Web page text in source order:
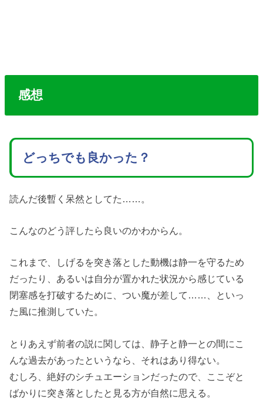
感想
どっちでも良かった？
読んだ後暫く呆然としてた……。
こんなのどう評したら良いのかわからん。
これまで、しげるを突き落とした動機は静一を守るため
だったり、あるいは自分が置かれた状況から感じている
閉塞感を打破するために、つい魔が差して……、といっ
た風に推測していた。
とりあえず前者の説に関しては、静子と静一との間にこ
んな過去があったというなら、それはあり得ない。
むしろ、絶好のシチュエーションだったので、ここぞと
ばかりに突き落としたと見る方が自然に思える。